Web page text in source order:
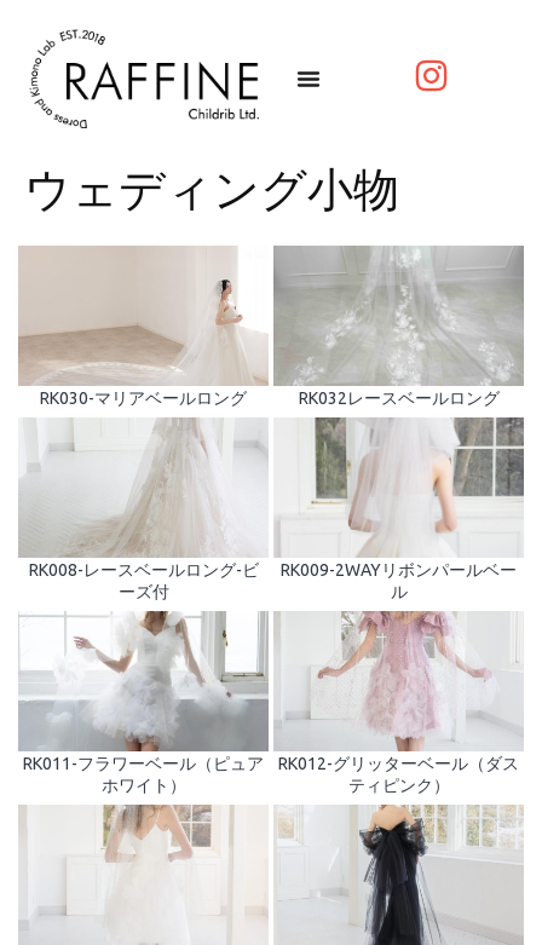
ウェディング小物
RK030-マリアベールロング RK032レースベールロング
RK008-レースベールロング-ビ
ーズ付
RK009-2WAYリボンパールベー
ル
RK011-フラワーベール（ピュア
ホワイト）
RK012-グリッターベール（ダス
ティピンク）